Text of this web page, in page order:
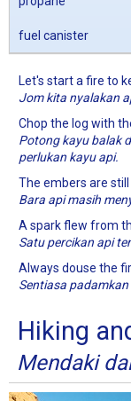
fuel canister
Let's start a fire to
Jom kita nyalakan
Chop the log with
Potong kayu balak
perlukan kayu api.
The embers are still
Bara api masih
A spark flew from
Satu percikan api
Always douse the
Sentiasa
Hiking
Mendaki